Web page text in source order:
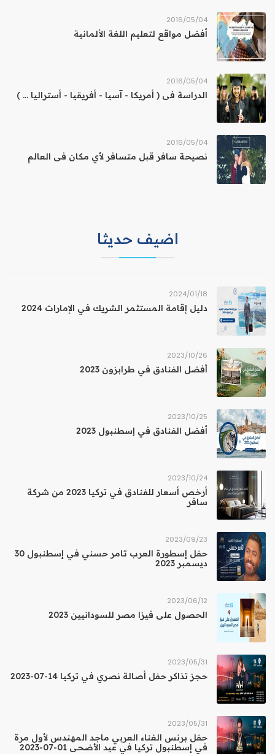
04‏/05‏/2016
أفضل مواقع لتعليم اللغة الألمانية
04‏/05‏/2016
الدراسة فى ( أمريكا - آسيا - أفريقيا - أستراليا ... )
04‏/05‏/2016
نصيحة سافر قبل متسافر لأي مكان فى العالم
اضيف حديثا
18‏/01‏/2024
دليل إقامة المستثمر الشريك في الإمارات 2024
26‏/10‏/2023
أفضل الفنادق في طرابزون 2023
25‏/10‏/2023
أفضل الفنادق في إسطنبول 2023
24‏/10‏/2023
أرخص أسعار للفنادق في تركيا 2023 من شركة
سافر
23‏/09‏/2023
حفل إسطورة العرب تامر حسني في إسطنبول 30
ديسمبر 2023
12‏/06‏/2023
الحصول على فيزا مصر للسودانيين 2023
31‏/05‏/2023
حجز تذاكر حفل أصالة نصري في تركيا 14-07-2023
31‏/05‏/2023
حفل برنس الغناء العربي ماجد المهندس لأول مرة
في إسطنبول تركيا في عيد الأضحى 01-07-2023